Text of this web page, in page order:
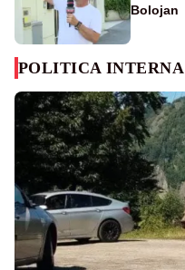
Bolojan
POLITICA